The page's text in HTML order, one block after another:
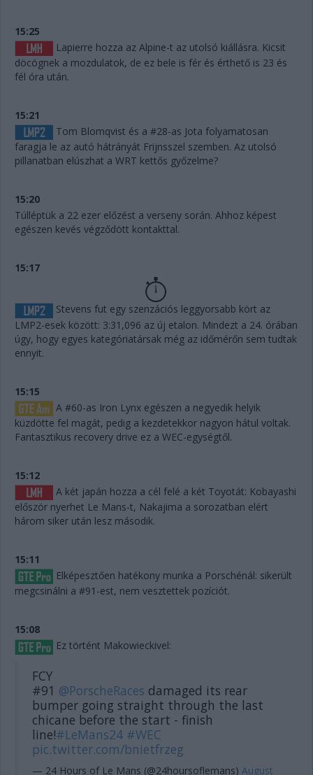
15:25
Lapierre hozza az Alpine-t az utolsó kiállásra. Kicsit
döcögnek a mozdulatok, de ez bele is fér és érthető is 23 és
fél óra után.
15:21
Tom Blomqvist és a #28-as Jota folyamatosan
faragja le az autó hátrányát Frijnsszel szemben. Az utolsó
pillanatban elúszhat a WRT kettős győzelme?
15:20
Túlléptük a 22 ezer előzést a verseny során. Ahhoz képest
egészen kevés végződött kontakttal.
15:17
Stevens fut egy szenzációs leggyorsabb kört az
LMP2-esek között: 3:31,096 az új etalon. Mindezt a 24. órában
úgy, hogy egyes kategóriatársak még az időmérőn sem tudtak
ennyit.
15:15
A #60-as Iron Lynx egészen a negyedik helyik
küzdötte fel magát, pedig a kezdetekkor nagyon hátul voltak.
Fantasztikus recovery drive ez a WEC-egységtől.
15:12
A két japán hozza a cél felé a két Toyotát: Kobayashi
először nyerhet Le Mans-t, Nakajima a sorozatban elért
három siker után lesz második.
15:11
Elképesztően hatékony munka a Porschénál: sikerült
megcsinálni a #91-est, nem vesztettek pozíciót.
15:08
Ez történt Makowieckivel:
FCY
#91 @PorscheRaces damaged its rear
bumper going straight through the last
chicane before the start - finish
line!#LeMans24 #WEC
pic.twitter.com/bnietfrzeg
— 24 Hours of Le Mans (@24hoursoflemans) August